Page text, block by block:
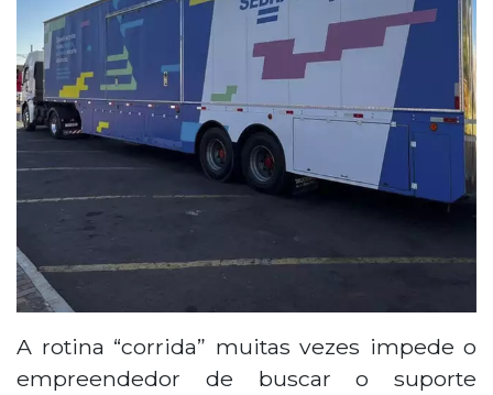
A rotina “corrida” muitas vezes impede o
empreendedor de buscar o suporte